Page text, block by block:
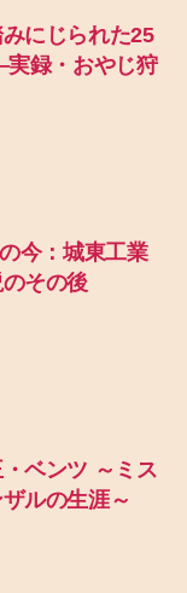
にじられた25
録・おやじ狩
今：城東工業
その後
ベンツ ～ミス
ルの生涯～